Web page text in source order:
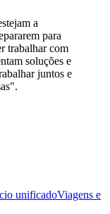
a
para
trabalhar com
soluções e
juntos e
unificadoViagens e